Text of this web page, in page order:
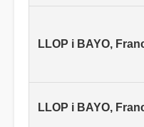
LLOP i BAYO,
LLOP i BAYO,